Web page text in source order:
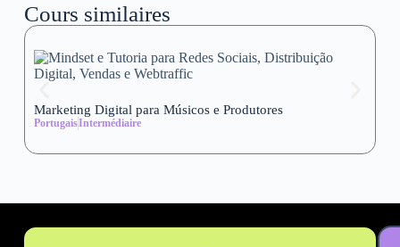
Cours similaires
Marketing Digital para Músicos e Produtores
PortugaisIntermédiaire